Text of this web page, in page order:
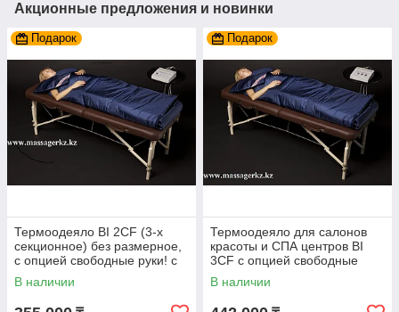
Акционные предложения и новинки
Подарок
Термоодеяло BI 2CF (3-х
секционное) без размерное,
с опцией свободные руки! с
возможность отключения
секции
В наличии
Подарок
Термоодеяло для салонов
красоты и СПА центров BI
3CF с опцией свободные
руки (под все размеры)
В наличии